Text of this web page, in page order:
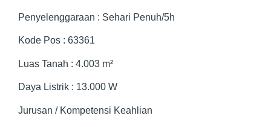
Penyelenggaraan : Sehari Penuh/5h
Kode Pos : 63361
Luas Tanah : 4.003 m²
Daya Listrik : 13.000 W
Jurusan / Kompetensi Keahlian